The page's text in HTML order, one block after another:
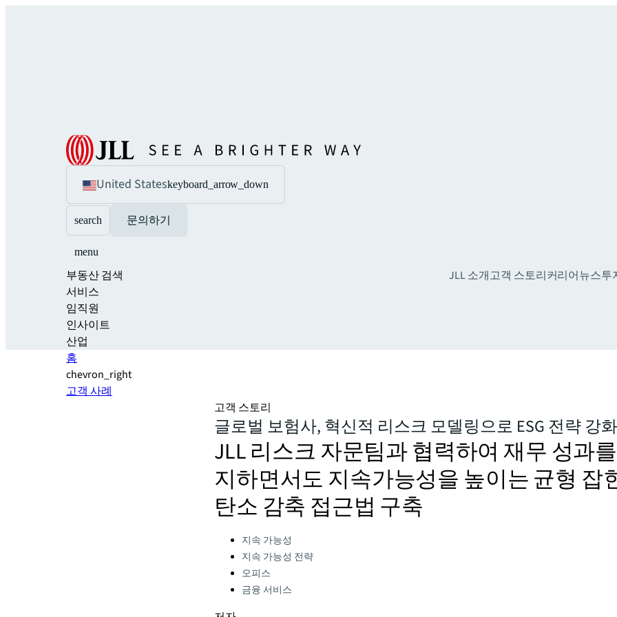
United Stateskeyboard_arrow_down
search 문의하기
menu
부동산 검색
서비스
임직원
인사이트
산업
JLL 소개고객 스토리커리어뉴스투
홈
chevron_right
고객 사례
고객 스토리
글로벌 보험사, 혁신적 리스크 모델링으로 ESG 전략 강화
JLL 리스크 자문팀과 협력하여 재무 성과
지하면서도 지속가능성을 높이는 균형 잡
탄소 감축 접근법 구축
Categories:지속 가능성
지속 가능성 전략
오피스
금융 서비스